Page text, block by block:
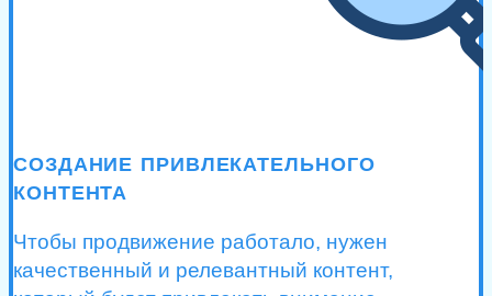
СОЗДАНИЕ ПРИВЛЕКАТЕЛЬНОГО
КОНТЕНТА
Чтобы продвижение работало, нужен
качественный и релевантный контент,